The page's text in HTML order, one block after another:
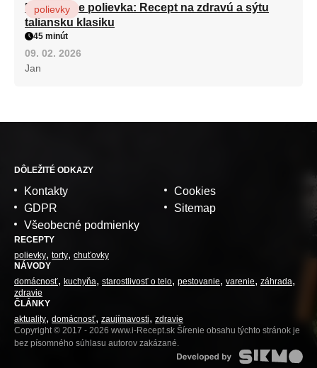
Minestrone polievka: Recept na zdravú a sýtu
taliansku klasiku
polievky
45 minút
09. 02. 2026
Jan
DÔLEŽITÉ ODKAZY
Kontakty
GDPR
Všeobecné podmienky
Cookies
Sitemap
RECEPTY
polievky torty chuťovky
NÁVODY
domácnosť kuchyňa starostlivosť o telo pestovanie varenie
záhrada
zdravie
ČLÁNKY
aktuality domácnosť zaujímavosti
zdravie
Copyright © 2017 - 2026 www.i-Recept.sk Šírenie obsahu týchto stránok je
bez písomného súhlasu autorov zakázané.